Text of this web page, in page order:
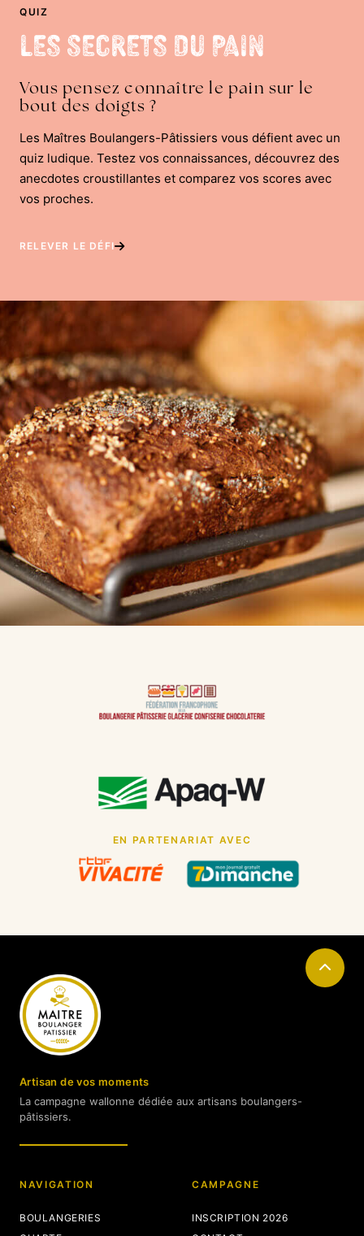
QUIZ
Les Secrets du Pain
Vous pensez connaître le pain sur le
bout des doigts ?
Les Maîtres Boulangers-Pâtissiers vous défient avec un
quiz ludique. Testez vos connaissances, découvrez des
anecdotes croustillantes et comparez vos scores avec
vos proches.
RELEVER LE DÉFI
EN PARTENARIAT AVEC
Artisan de vos moments
La campagne wallonne dédiée aux artisans boulangers-
pâtissiers.
NAVIGATION
BOULANGERIES
CAMPAGNE
INSCRIPTION 2026